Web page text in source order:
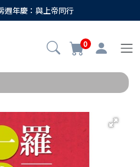
週年慶：與上帝同行
0